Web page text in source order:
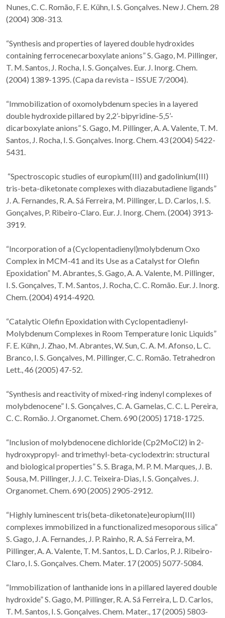
Nunes, C. C. Romão, F. E. Kühn, I. S. Gonçalves. New J. Chem. 28
(2004) 308-313.
“Synthesis and properties of layered double hydroxides
containing ferrocenecarboxylate anions” S. Gago, M. Pillinger,
T. M. Santos, J. Rocha, I. S. Gonçalves. Eur. J. Inorg. Chem.
(2004) 1389-1395. (Capa da revista – ISSUE 7/2004).
“Immobilization of oxomolybdenum species in a layered
double hydroxide pillared by 2,2’-bipyridine-5,5’-
dicarboxylate anions” S. Gago, M. Pillinger, A. A. Valente, T. M.
Santos, J. Rocha, I. S. Gonçalves. Inorg. Chem. 43 (2004) 5422-
5431.
“Spectroscopic studies of europium(III) and gadolinium(III)
tris-beta-diketonate complexes with diazabutadiene ligands”
J. A. Fernandes, R. A. Sá Ferreira, M. Pillinger, L. D. Carlos, I. S.
Gonçalves, P. Ribeiro-Claro. Eur. J. Inorg. Chem. (2004) 3913-
3919.
“Incorporation of a (Cyclopentadienyl)molybdenum Oxo
Complex in MCM-41 and its Use as a Catalyst for Olefin
Epoxidation” M. Abrantes, S. Gago, A. A. Valente, M. Pillinger,
I. S. Gonçalves, T. M. Santos, J. Rocha, C. C. Romão. Eur. J. Inorg.
Chem. (2004) 4914-4920.
“Catalytic Olefin Epoxidation with Cyclopentadienyl-
Molybdenum Complexes in Room Temperature Ionic Liquids”
F. E. Kühn, J. Zhao, M. Abrantes, W. Sun, C. A. M. Afonso, L. C.
Branco, I. S. Gonçalves, M. Pillinger, C. C. Romão. Tetrahedron
Lett., 46 (2005) 47-52.
“Synthesis and reactivity of mixed-ring indenyl complexes of
molybdenocene” I. S. Gonçalves, C. A. Gamelas, C. C. L. Pereira,
C. C. Romão. J. Organomet. Chem. 690 (2005) 1718-1725.
“Inclusion of molybdenocene dichloride (Cp2MoCl2) in 2-
hydroxypropyl- and trimethyl-beta-cyclodextrin: structural
and biological properties” S. S. Braga, M. P. M. Marques, J. B.
Sousa, M. Pillinger, J. J. C. Teixeira-Dias, I. S. Gonçalves. J.
Organomet. Chem. 690 (2005) 2905-2912.
“Highly luminescent tris(beta-diketonate)europium(III)
complexes immobilized in a functionalized mesoporous silica”
S. Gago, J. A. Fernandes, J. P. Rainho, R. A. Sá Ferreira, M.
Pillinger, A. A. Valente, T. M. Santos, L. D. Carlos, P. J. Ribeiro-
Claro, I. S. Gonçalves. Chem. Mater. 17 (2005) 5077-5084.
“Immobilization of lanthanide ions in a pillared layered double
hydroxide” S. Gago, M. Pillinger, R. A. Sá Ferreira, L. D. Carlos,
T. M. Santos, I. S. Gonçalves. Chem. Mater., 17 (2005) 5803-